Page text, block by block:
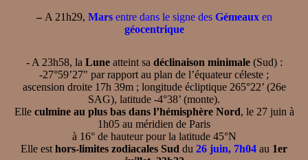
–A 21h29, Marsentre dans le signe des Gémeauxen
géocentrique
- A 23h58, la Luneatteint sa déclinaison minimale(Sud) :
-27°59’27" par rapport au plan de l’équateur céleste ;
ascension droite 17h 39m ; longitude écliptique 265°22’ (26e
SAG), latitude -4°38’ (monte).
Elle culmine au plus bas dans l’hémisphère Nord, le 27 juin à
1h05 au méridien de Paris
à 16° de hauteur pour la latitude 45°N
Elle est hors-limites zodiacales Sud du 26 juin, 7h04 au 1er